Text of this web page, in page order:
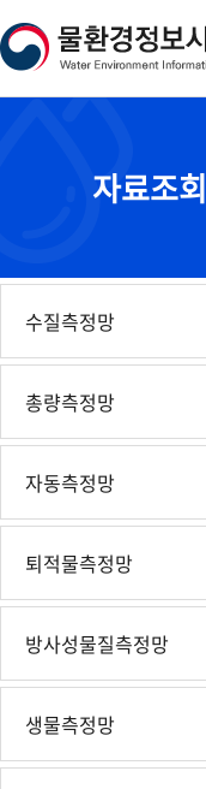
문
내
용
단
주
소
자료조회
수질측정망
총량측정망
자동측정망
퇴적물측정망
방사성물질측정망
생물측정망